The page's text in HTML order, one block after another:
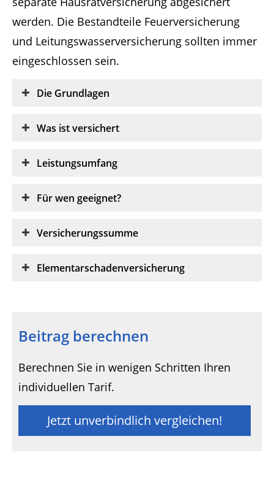
werden. Die Bestandteile Feuerversicherung
und Leitungswasserversicherung sollten immer
eingeschlossen sein.
Die Grundlagen
Was ist versichert
Leistungsumfang
Für wen geeignet?
Versicherungssumme
Elementarschadenversicherung
Beitrag berechnen
Berechnen Sie in wenigen Schritten Ihren
individuellen Tarif.
Jetzt unverbindlich vergleichen!